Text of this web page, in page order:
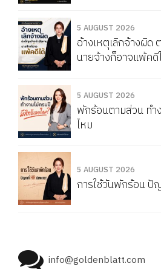
5 AUGUST 2026
อ้างเหตุเลิกจ้างผิด
นายจ้างก็อาจแพ้คดี
5 AUGUST 2026
พักร้อนตามส่วน ทำ
ไหม
5 AUGUST 2026
การใช้วันพักร้อน ปั
info@goldenblatt.com